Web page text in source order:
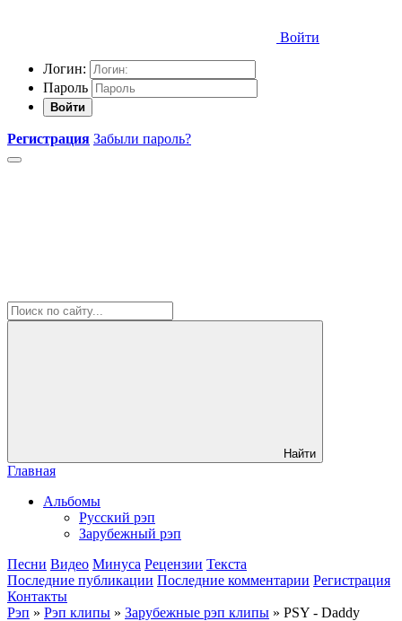
Войти
Логин:
Пароль
Войти
Регистрация Забыли пароль?
Найти
Главная
Альбомы
Русский рэп
Зарубежный рэп
Песни Видео Минуса Рецензии Текста
Последние публикации Последние комментарии Регистрация
Контакты
Рэп » Рэп клипы » Зарубежные рэп клипы » PSY - Daddy